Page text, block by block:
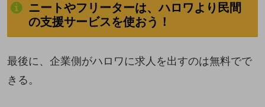
ニートやフリーターは、ハロワより民間
の支援サービスを使おう！
最後に、企業側がハロワに求人を出すのは無料でで
きる。